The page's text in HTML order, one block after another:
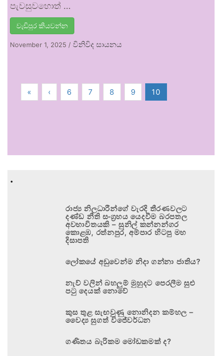
පැවසුවහොත් …
වැඩිපුර කියවන්න
November 1, 2025 / විනිවිද සායනය
« ‹ 6 7 8 9 10
.
රාජ්‍ය නිලධාරීන්ගේ වැරදි තීරණවලට
දණ්ඩ නීති සංග්‍රහය යෙදවීම බරපතල
අවභාවිතයකි – සුනිල් කන්නන්ගර
කොළඹ, රත්නපුර, අම්පාර හිටපු මහ
දිසාපති
ලෝකයේ අඩුවෙන්ම නිදා ගන්නා ජාතිය?
නැව් වලින් බහලුම් මුහුදට පෙරලීම සුළු
පටු දෙයක් නොවේ
කුස තුළ සැඟවුණු නොනිදන කම්හල –
වෛද්‍ය සුගත් විජේවර්ධන
ගණිතය බැරිකම මෝඩකමක් ද?